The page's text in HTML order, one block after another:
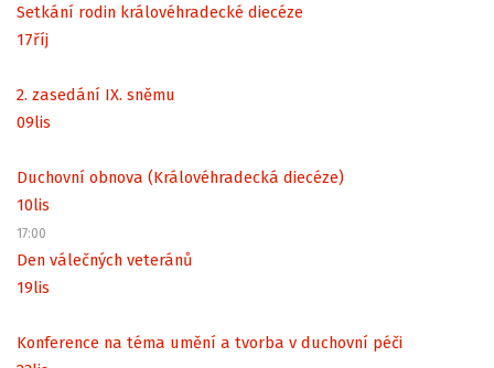
Setkání rodin královéhradecké diecéze
17říj
2. zasedání IX. sněmu
09lis
Duchovní obnova (Královéhradecká diecéze)
10lis
17:00
Den válečných veteránů
19lis
Konference na téma umění a tvorba v duchovní péči